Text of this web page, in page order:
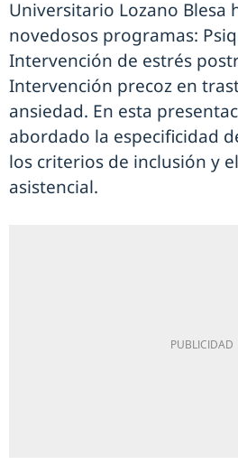
Universitario Lozano Blesa
novedosos programas:
Intervención de estrés
Intervención precoz en
ansiedad. En esta
abordado la especificidad
los criterios de inclusión y
asistencial.